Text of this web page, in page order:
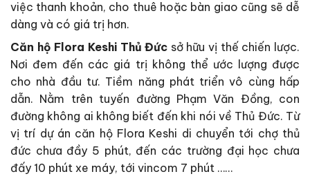
việc thanh khoản, cho thuê hoặc bàn giao cũng sẽ dễ
dàng và có giá trị hơn.
Căn hộ Flora Keshi Thủ Đức sở hữu vị thế chiến lược.
Nơi đem đến các giá trị không thể ước lượng được
cho nhà đầu tư. Tiềm năng phát triển vô cùng hấp
dẫn. Nằm trên tuyến đường Phạm Văn Đồng, con
đường không ai không biết đến khi nói về Thủ Đức. Từ
vị trí dự án căn hộ Flora Keshi di chuyển tới chợ thủ
đức chưa đầy 5 phút, đến các trường đại học chưa
đấy 10 phút xe máy, tới vincom 7 phút ……